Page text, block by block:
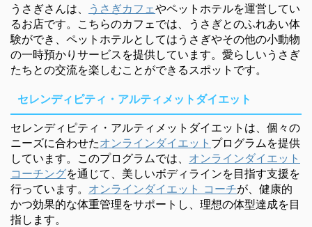
うさぎさんは、 うさぎカフェやペットホテルを運営してい
るお店です。こちらのカフェでは、うさぎとのふれあい体
験ができ、ペットホテルとしてはうさぎやその他の小動物
の一時預かりサービスを提供しています。愛らしいうさぎ
たちとの交流を楽しむことができるスポットです。
セレンディピティ・アルティメットダイエット
セレンディピティ・アルティメットダイエットは、個々の
ニーズに合わせたオンラインダイエット プログラムを提供
しています。このプログラムでは、 オンラインダイエット
コーチングを通じて、美しいボディラインを目指す支援を
行っています。 オンラインダイエット コーチが、健康的
かつ効果的な体重管理をサポートし、理想の体型達成を目
指します。